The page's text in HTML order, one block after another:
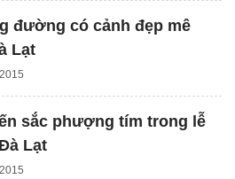
đường có cảnh đẹp mê
Lạt
sắc phượng tím trong lễ
Lạt